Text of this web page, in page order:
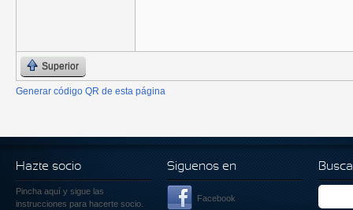
Superior
Generar código QR de esta página
Hazte socio
Pincha aquí y sigue las
instrucciones para hacerte socio.
Siguenos en
Facebook